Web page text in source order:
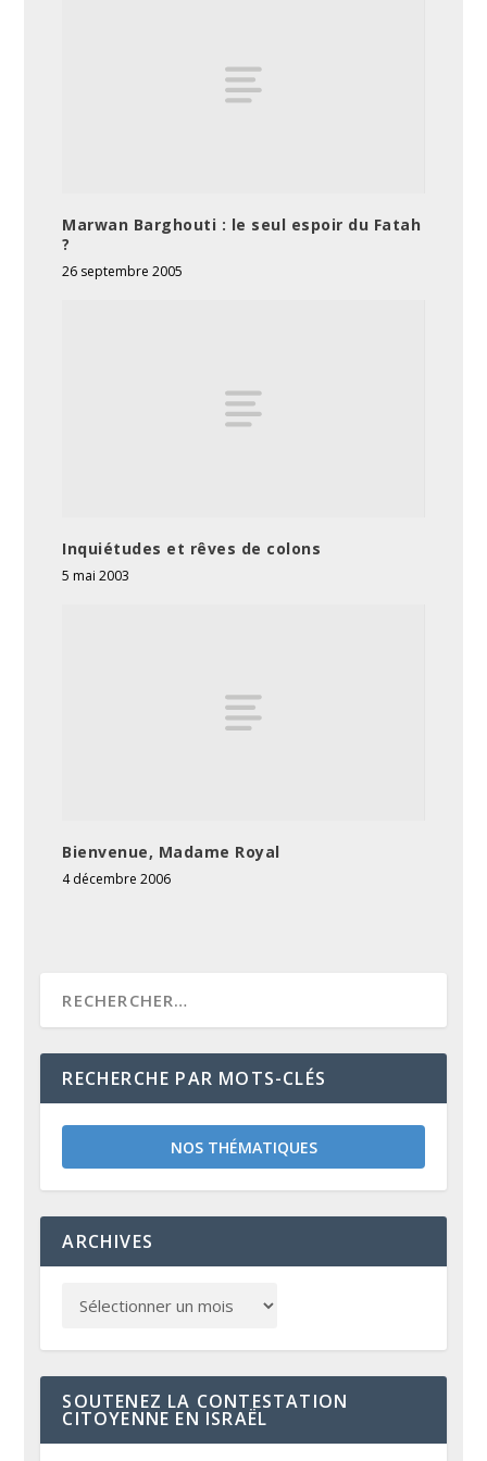
Marwan Barghouti : le seul espoir du Fatah
?
26 septembre 2005
Inquiétudes et rêves de colons
5 mai 2003
Bienvenue, Madame Royal
4 décembre 2006
RECHERCHE PAR MOTS-CLÉS
NOS THÉMATIQUES
ARCHIVES
SOUTENEZ LA CONTESTATION
CITOYENNE EN ISRAËL